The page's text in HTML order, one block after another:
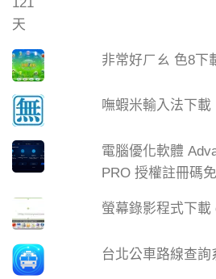
非常好ㄏㄠ 色8下
嘸蝦米輸入法下載
電腦優化軟體
PRO 授權註冊碼
螢幕錄影程式下載
台北公車路線查